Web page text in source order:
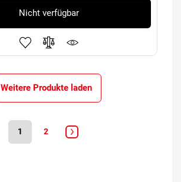
Nicht verfügbar
Weitere Produkte laden
1 2